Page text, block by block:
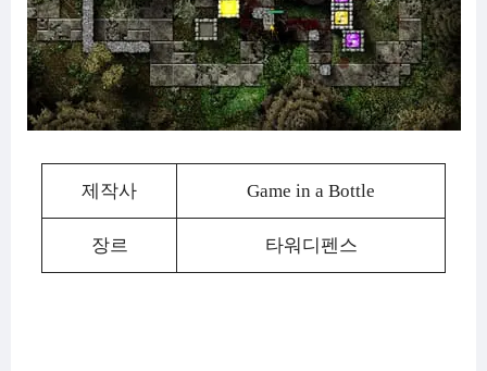
제작사 Game in a Bottle
장르 타워디펜스